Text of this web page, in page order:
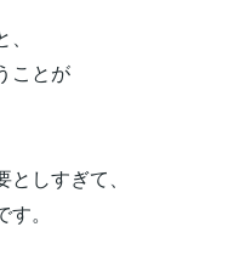
ことが
しすぎて、
。